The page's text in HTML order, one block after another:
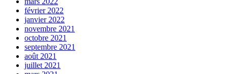
février 2022
janvier 2022
novembre 2021
octobre 2021
septembre 2021
août 2021
juillet 2021